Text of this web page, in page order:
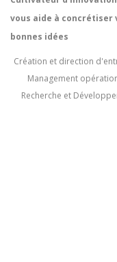
vous aide à concrétiser
bonnes idées
Création et direction
Management
Recherche et